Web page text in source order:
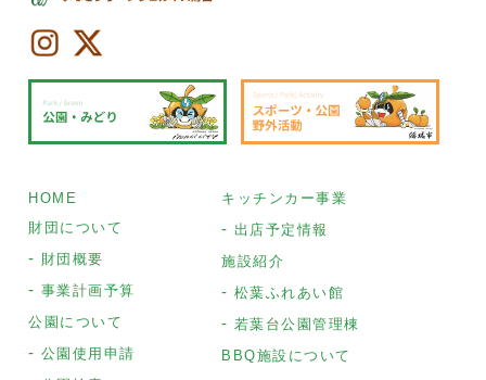
HOME
財団について
財団概要
事業計画予算
公園について
公園使用申請
キッチンカー事業
出店予定情報
施設紹介
松葉ふれあい館
若葉台公園管理棟
BBQ施設について